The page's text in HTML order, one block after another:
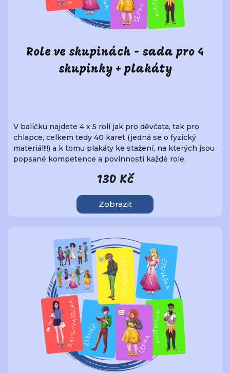
Role ve skupinách - sada pro 4
skupinky + plakáty
V balíčku najdete 4 x 5 rolí jak pro děvčata, tak pro
chlapce, celkem tedy 40 karet (jedná se o fyzický
materiál!!!) a k tomu plakáty ke stažení, na kterých jsou
popsané kompetence a povinnosti každé role.
130 Kč
Zobrazit